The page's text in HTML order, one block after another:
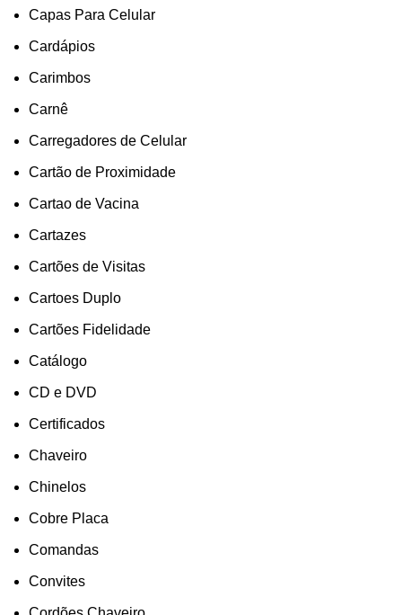
Capas Para Celular
Cardápios
Carimbos
Carnê
Carregadores de Celular
Cartão de Proximidade
Cartao de Vacina
Cartazes
Cartões de Visitas
Cartoes Duplo
Cartões Fidelidade
Catálogo
CD e DVD
Certificados
Chaveiro
Chinelos
Cobre Placa
Comandas
Convites